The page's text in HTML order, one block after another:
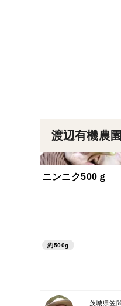
渡辺有機農
ニンニク500ｇ
約500g
茨城県笠